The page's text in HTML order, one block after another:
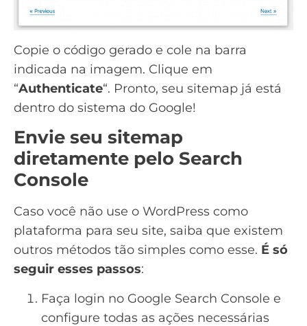
Copie o código gerado e cole na barra
indicada na imagem. Clique em
“Authenticate“. Pronto, seu sitemap já está
dentro do sistema do Google!
Envie seu sitemap
diretamente pelo Search
Console
Caso você não use o WordPress como
plataforma para seu site, saiba que existem
outros métodos tão simples como esse. É só
seguir esses passos:
Faça login no Google Search Console e
configure todas as ações necessárias